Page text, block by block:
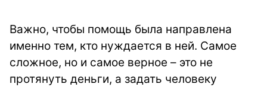
Важно, чтобы помощь была направлена
именно тем, кто нуждается в ней. Самое
сложное, но и самое верное – это не
протянуть деньги, а задать человеку